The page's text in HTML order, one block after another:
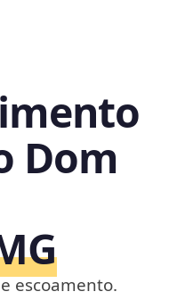
Dom
escoamento.